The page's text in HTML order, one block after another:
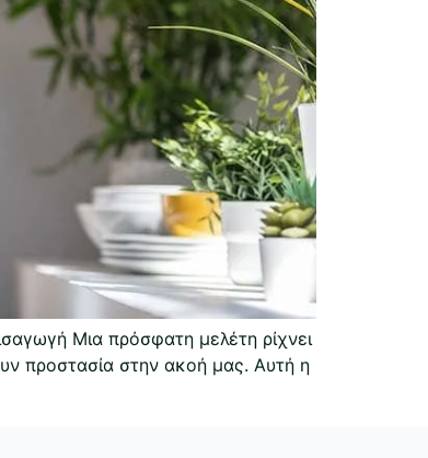
Μια πρόσφατη μελέτη ρίχνει
προστασία στην ακοή μας. Αυτή η